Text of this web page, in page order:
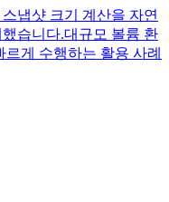
냅샷 크기 계산을 자연
습니다.대규모 볼륨 환
게 수행하는 활용 사례